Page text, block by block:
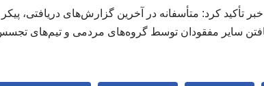
تأکید کرد: متأسفانه در آخرین گزارش‌های دریافتی،
سایر مفقودان توسط گروه‌های مردمی و تیم‌های تجسس